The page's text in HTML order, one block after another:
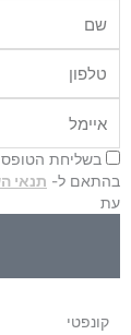
בשליחת הטופס
בהתאם ל- תנאי
עת
קונפטי